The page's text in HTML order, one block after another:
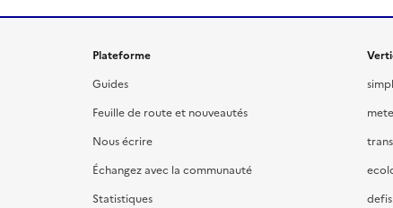
Plateforme
Guides
Feuille de route et nouveautés
Nous écrire
Échangez avec la communauté
Statistiques